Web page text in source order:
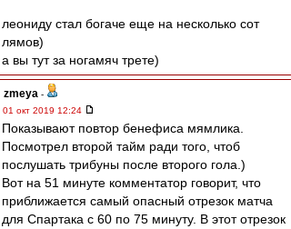
леониду стал богаче еще на несколько сот
лямов)
а вы тут за ногамяч трете)
zmeya -
01 окт 2019 12:24
Показывают повтор бенефиса мямлика.
Посмотрел второй тайм ради того, чтоб
послушать трибуны после второго гола.)
Вот на 51 минуте комментатор говорит, что
приближается самый опасный отрезок матча
для Спартака с 60 по 75 минуту. В этот отрезок